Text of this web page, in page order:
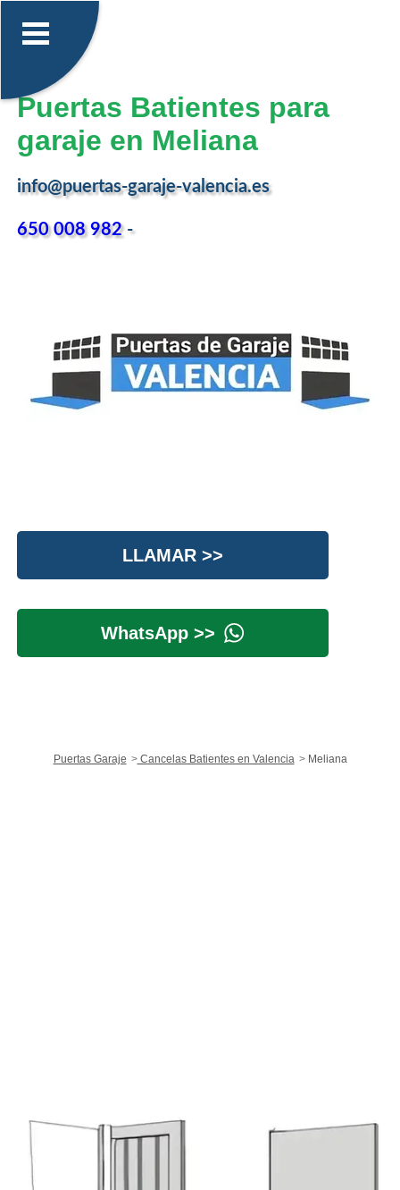
Puertas Batientes para
garaje en Meliana
info@puertas-garaje-valencia.es
650 008 982-
LLAMAR >>
WhatsApp >>
Puertas Garaje Cancelas Batientes en Valencia Meliana